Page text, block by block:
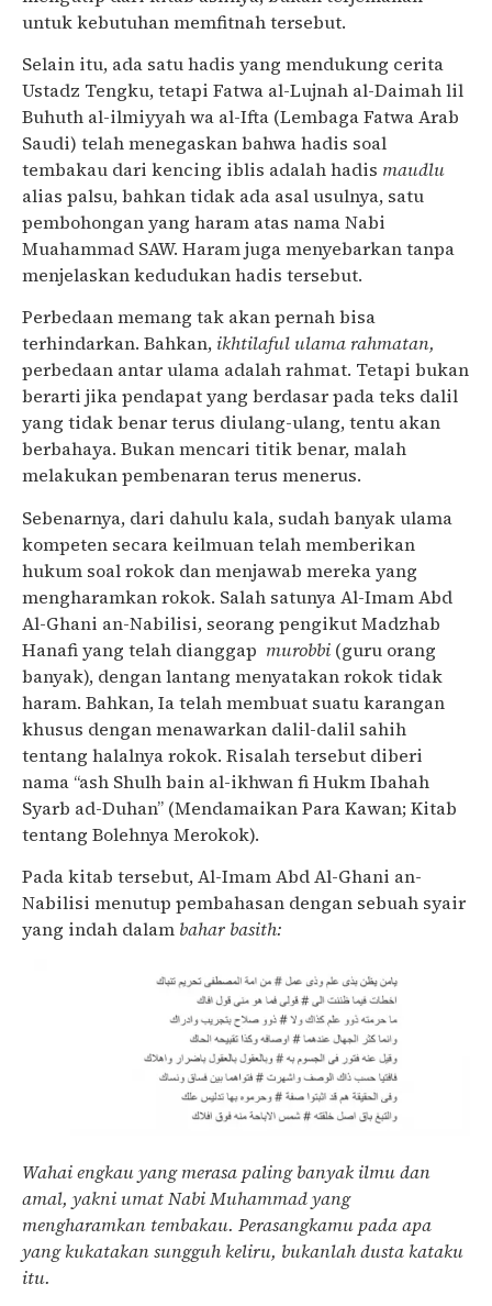
untuk kebutuhan memfitnah tersebut.
Selain itu, ada satu hadis yang mendukung cerita
Ustadz Tengku, tetapi Fatwa al-Lujnah al-Daimah lil
Buhuth al-ilmiyyah wa al-Ifta (Lembaga Fatwa Arab
Saudi) telah menegaskan bahwa hadis soal
tembakau dari kencing iblis adalah hadis maudlu
alias palsu, bahkan tidak ada asal usulnya, satu
pembohongan yang haram atas nama Nabi
Muahammad SAW. Haram juga menyebarkan tanpa
menjelaskan kedudukan hadis tersebut.
Perbedaan memang tak akan pernah bisa
terhindarkan. Bahkan, ikhtilaful ulama rahmatan,
perbedaan antar ulama adalah rahmat. Tetapi bukan
berarti jika pendapat yang berdasar pada teks dalil
yang tidak benar terus diulang-ulang, tentu akan
berbahaya. Bukan mencari titik benar, malah
melakukan pembenaran terus menerus.
Sebenarnya, dari dahulu kala, sudah banyak ulama
kompeten secara keilmuan telah memberikan
hukum soal rokok dan menjawab mereka yang
mengharamkan rokok. Salah satunya Al-Imam Abd
Al-Ghani an-Nabilisi, seorang pengikut Madzhab
Hanafi yang telah dianggap murobbi (guru orang
banyak), dengan lantang menyatakan rokok tidak
haram. Bahkan, Ia telah membuat suatu karangan
khusus dengan menawarkan dalil-dalil sahih
tentang halalnya rokok. Risalah tersebut diberi
nama “ash Shulh bain al-ikhwan fi Hukm Ibahah
Syarb ad-Duhan” (Mendamaikan Para Kawan; Kitab
tentang Bolehnya Merokok).
Pada kitab tersebut, Al-Imam Abd Al-Ghani an-
Nabilisi menutup pembahasan dengan sebuah syair
yang indah dalam bahar basith:
Wahai engkau yang merasa paling banyak ilmu dan
amal, yakni umat Nabi Muhammad yang
mengharamkan tembakau. Perasangkamu pada apa
yang kukatakan sungguh keliru, bukanlah dusta kataku
itu.